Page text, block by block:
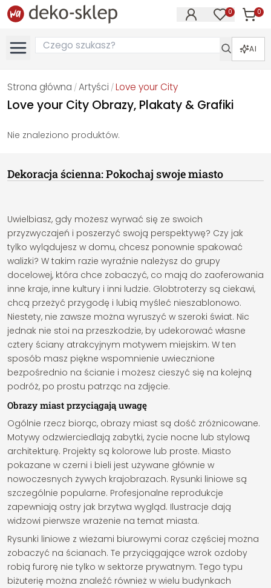
0 0
AI
Strona główna /Artyści /Love your City
Love your City Obrazy, Plakaty & Grafiki
Nie znaleziono produktów.
Dekoracja ścienna: Pokochaj swoje miasto
Uwielbiasz, gdy możesz wyrwać się ze swoich
przyzwyczajeń i poszerzyć swoją perspektywę? Czy jak
tylko wylądujesz w domu, chcesz ponownie spakować
walizki? W takim razie wyraźnie należysz do grupy
docelowej, która chce zobaczyć, co mają do zaoferowania
inne kraje, inne kultury i inni ludzie. Globtroterzy są ciekawi,
chcą przeżyć przygodę i lubią myśleć nieszablonowo.
Niestety, nie zawsze można wyruszyć w szeroki świat. Nic
jednak nie stoi na przeszkodzie, by udekorować własne
cztery ściany atrakcyjnym motywem miejskim. W ten
sposób masz piękne wspomnienie uwiecznione
bezpośrednio na ścianie i możesz cieszyć się na kolejną
podróż, po prostu patrząc na zdjęcie.
Obrazy miast przyciągają uwagę
Ogólnie rzecz biorąc, obrazy miast są dość zróżnicowane.
Motywy odzwierciedlają zabytki, życie nocne lub stylową
architekturę. Projekty są kolorowe lub proste. Miasto
pokazane w czerni i bieli jest używane głównie w
nowoczesnych żywych krajobrazach. Rysunki liniowe są
szczególnie popularne. Profesjonalne reprodukcje
zapewniają ostry jak brzytwa wygląd. Ilustracje dają
widzowi pierwsze wrażenie na temat miasta.
Rysunki liniowe z wieżami biurowymi coraz częściej można
zobaczyć na ścianach. Te przyciągające wzrok ozdoby
robią furorę nie tylko w sektorze prywatnym. Tego typu
biżuterię można znaleźć również w wielu budynkach